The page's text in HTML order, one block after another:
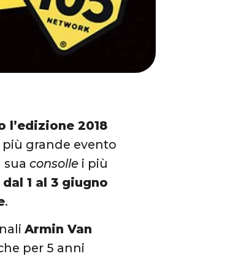
2018
grande evento
suaconsolle i più
1 al 3 giugno
.
Armin Van
per 5 anni